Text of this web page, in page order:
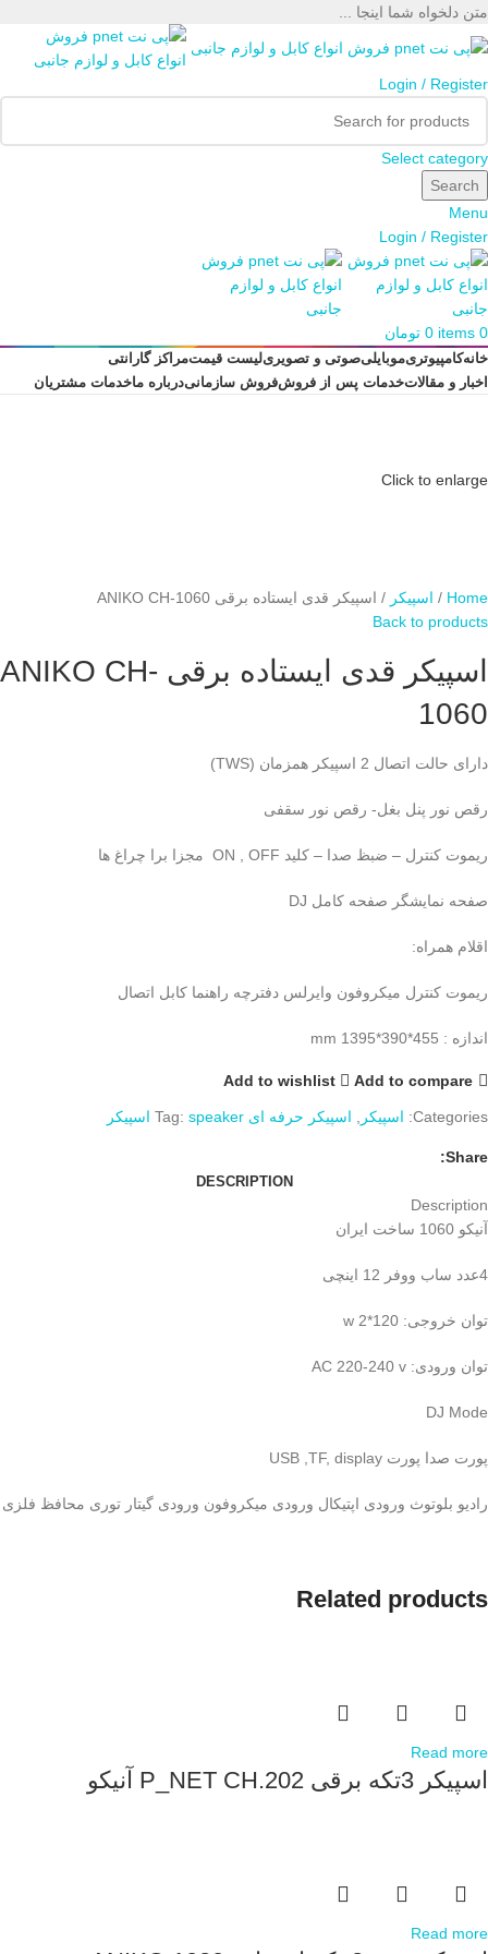
متن دلخواه شما اینجا ...
Login / Register
Select category
Search
Menu
Login / Register
0
items
0 تومان
خانهکامپیوتریموبایلیصوتی و تصویریلیست قیمتمراکز گارانتی
اخبار و مقالاتخدمات پس از فروشفروش سازمانیدرباره ماخدمات مشتریان
Click to enlarge
Home اسپیکر
اسپیکر قدی ایستاده برقی ANIKO CH-1060
Back to products
اسپیکر قدی ایستاده برقی ANIKO CH-
1060
دارای حالت اتصال 2 اسپیکر همزمان (TWS)
رقص نور پنل بغل- رقص نور سقفی
ریموت کنترل – ضبظ صدا – کلید ON , OFF مجزا برا چراغ ها
صفحه نمایشگر صفحه کامل DJ
اقلام همراه:
ریموت کنترل میکروفون وایرلس دفترچه راهنما کابل اتصال
اندازه : 455*390*1395 mm
Add to compare
Add to wishlist
Categories: اسپیکر , اسپیکر حرفه ای Tag: speaker اسپیکر
Share:
DESCRIPTION
Description
آنیکو 1060 ساخت ایران
4عدد ساب ووفر 12 اینچی
توان خروجی: w 2*120
توان ورودی: AC 220-240 v
DJ Mode
پورت صدا پورت USB ,TF, display
رادیو بلوتوث ورودی اپتیکال ورودی میکروفون ورودی گیتار توری محافظ فلزی
Related products
Read more
اسپیکر 3تکه برقی P_NET CH.202 آنیکو
Read more